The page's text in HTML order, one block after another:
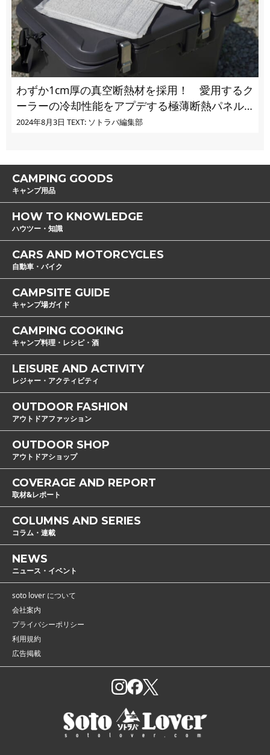
わずか1cm厚の真空断熱材を採用！ 愛用するク
ーラーの冷却性能をアプデする極薄断熱パネル
の実力とは
2024年8月3日 TEXT: ソトラバ編集部
CAMPING GOODS
キャンプ用品
HOW TO KNOWLEDGE
ハウツー・知識
CARS AND MOTORCYCLES
自動車・バイク
CAMPSITE GUIDE
キャンプ場ガイド
CAMPING COOKING
キャンプ料理・レシピ・酒
LEISURE AND ACTIVITY
レジャー・アクティビティ
OUTDOOR FASHION
アウトドアファッション
OUTDOOR SHOP
アウトドアショップ
COVERAGE AND REPORT
取材&レポート
COLUMNS AND SERIES
コラム・連載
NEWS
ニュース・イベント
soto lover について
会社案内
プライバシーポリシー
利用規約
広告掲載